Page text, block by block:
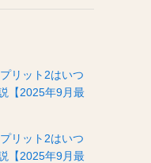
リット2はいつ
【2025年9月最
リット2はいつ
【2025年9月最